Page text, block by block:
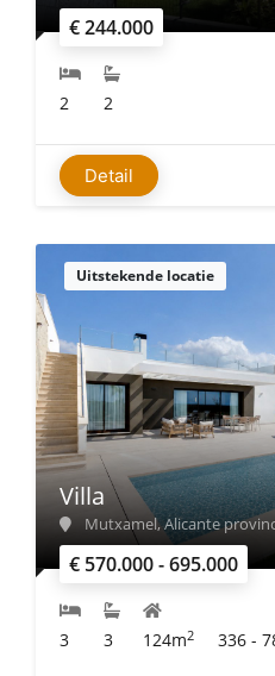
€ 244.000
2 2
Detail
Uitstekende locatie
€ 570.000 - 695.000
Villa
Mutxamel, Alicante
3 3 124m2 336 -